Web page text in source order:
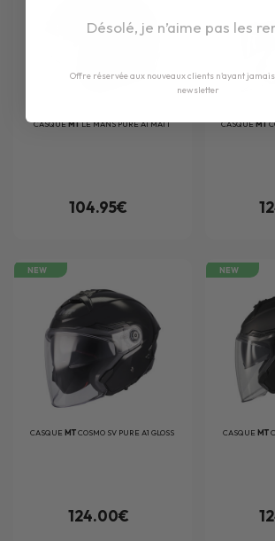
CASQUEMTLE MANS PURE A1 MATT
104.95€
CASQUEMT
NEW
CASQUEMTCOSMO SV PURE A1 GLOSS
124.00€
NEW
CASQUEMT
Désolé, je n’aime pas les
Offre réservée aux nouveaux clients n'ayant
newsletter